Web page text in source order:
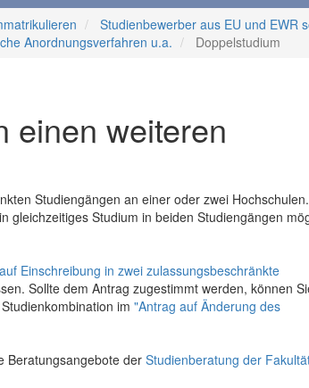
Studienbewerber aus EU und EWR
Anordnungsverfahren u.a.
Doppelstudium
einen weiteren
Studiengängen an einer oder zwei
gleichzeitiges Studium in beiden Studiengängen
Einschreibung in zwei zulassungsbeschränkte
Sollte dem Antrag zugestimmt werden, können
im "Antrag auf Änderung des
Beratungsangebote der Studienberatung der